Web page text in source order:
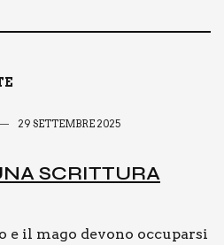
29 SETTEMBRE 2025
SCRIT­TU­RA
il mago devono occuparsi